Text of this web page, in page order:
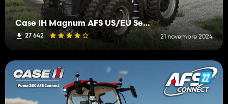
Case IH Magnum AFS US/EU Series
27 642 21 novembre 2024